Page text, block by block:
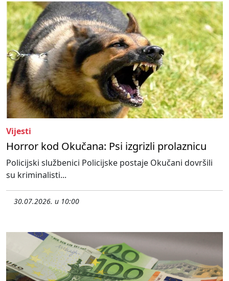
Vijesti
Horror kod Okučana: Psi izgrizli prolaznicu
Policijski službenici Policijske postaje Okučani dovršili
su kriminalisti...
30.07.2026. u 10:00